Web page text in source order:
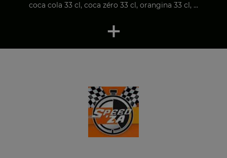
coca cola 33 cl, coca zéro 33 cl, orangina 33 cl, ...
+